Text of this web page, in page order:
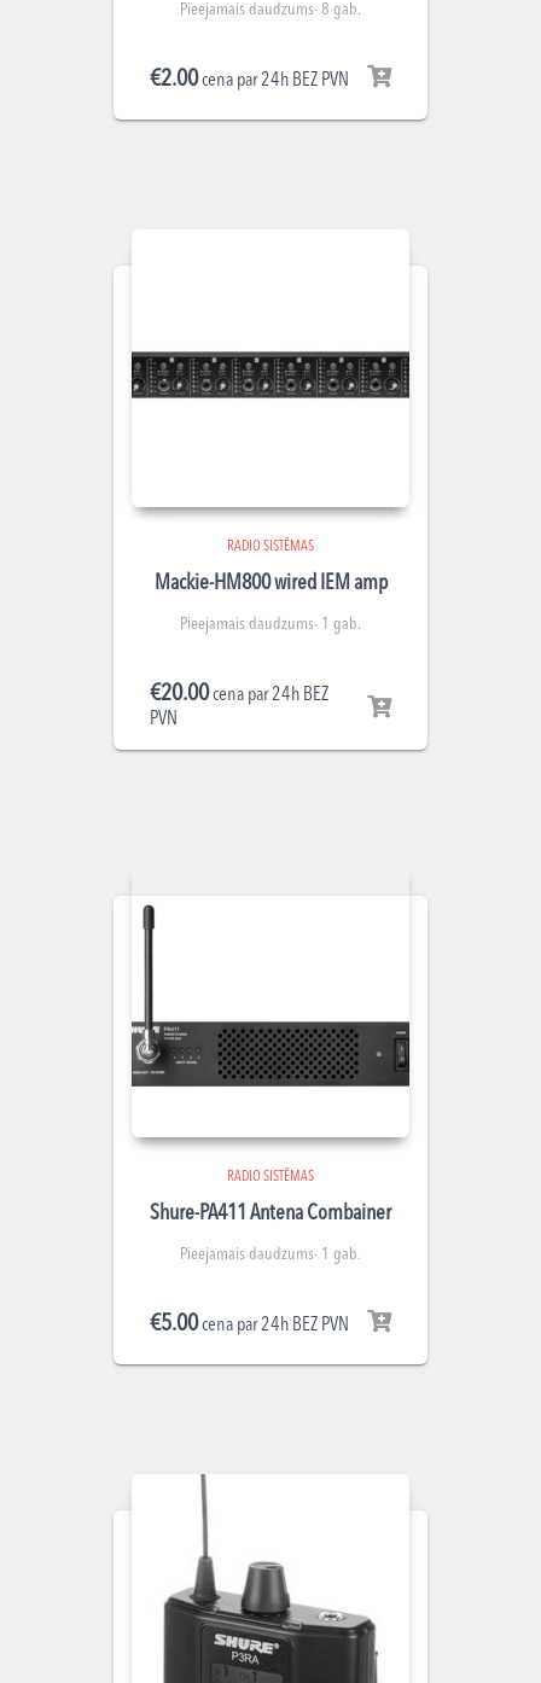
Pieejamais daudzums- 8 gab.
€2.00cena par 24h BEZ PVN
RADIO SISTĒMAS
Mackie-HM800 wired IEM amp
Pieejamais daudzums- 1 gab.
€20.00cena par 24h BEZ
PVN
RADIO SISTĒMAS
Shure-PA411 Antena Combainer
Pieejamais daudzums- 1 gab.
€5.00cena par 24h BEZ PVN